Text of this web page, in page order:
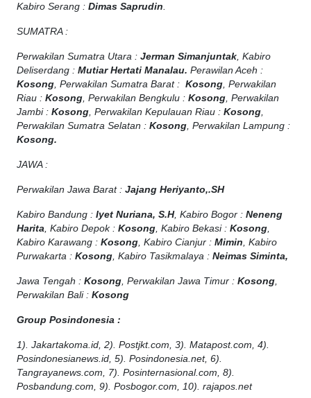
Kabiro Serang : Dimas Saprudin
SUMATRA :
Perwakilan Sumatra Utara : Jerman Simanjuntak , Kabiro
Deliserdang : Mutiar Hertati Manalau. Perawilan Aceh :
Kosong , Perwakilan Sumatra Barat : Kosong , Perwakilan
Riau : Kosong , Perwakilan Bengkulu : Kosong , Perwakilan
Jambi : Kosong , Perwakilan Kepulauan Riau : Kosong
Perwakilan Sumatra Selatan : Kosong , Perwakilan Lampung :
Kosong.
JAWA :
Perwakilan Jawa Barat : Jajang Heriyanto,.SH
Kabiro Bandung : Iyet Nuriana, S.H, Kabiro Bogor : Neneng
Harita , Kabiro Depok : Kosong , Kabiro Bekasi : Kosong
Kabiro Karawang : Kosong , Kabiro Cianjur : Mimin , Kabiro
Purwakarta : Kosong , Kabiro Tasikmalaya : Neimas Siminta,
Jawa Tengah : Kosong , Perwakilan Jawa Timur : Kosong
Perwakilan Bali : Kosong
Group Posindonesia :
1). Jakartakoma.id, 2). Postjkt.com, 3). Matapost.com, 4).
Posindonesianews.id, 5). Posindonesia.net, 6).
Tangrayanews.com, 7). Posinternasional.com, 8).
Posbandung.com, 9). Posbogor.com, 10). rajapos.net